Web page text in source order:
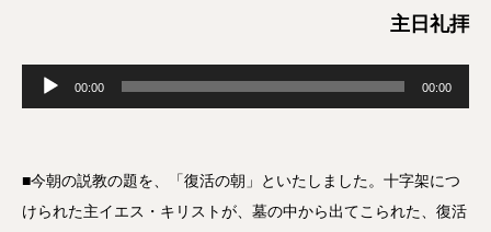
主日礼拝
声
00:00 00:00
■今朝の説教の題を、「復活の朝」といたしました。十字架につ
けられた主イエス・キリストが、墓の中から出てこられた、復活